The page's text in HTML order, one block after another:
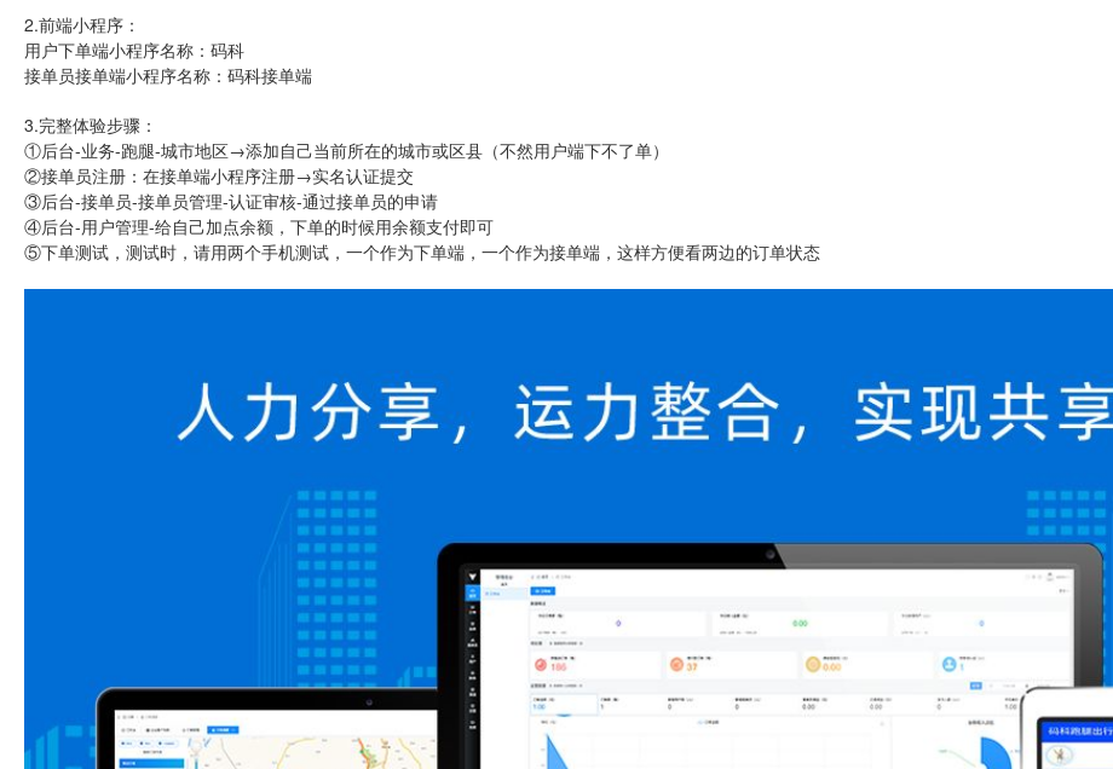
2.前端小程序：
用户下单端小程序名称：码科
接单员接单端小程序名称：码科接单端
3.完整体验步骤：
①后台-业务-跑腿-城市地区→添加自己当前所在的城市或区县（不然用户端下不了单）
②接单员注册：在接单端小程序注册→实名认证提交
③后台-接单员-接单员管理-认证审核-通过接单员的申请
④后台-用户管理-给自己加点余额，下单的时候用余额支付即可
⑤下单测试，测试时，请用两个手机测试，一个作为下单端，一个作为接单端，这样方便看两边的订单状态